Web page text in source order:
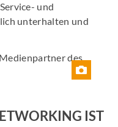
und
unterhalten und
Medienpartner des
IST